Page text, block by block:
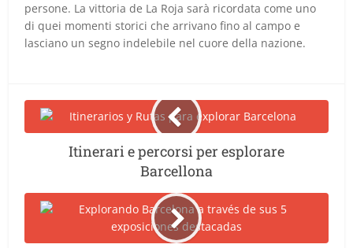
persone. La vittoria de La Roja sarà ricordata come uno
di quei momenti storici che arrivano fino al campo e
lasciano un segno indelebile nel cuore della nazione.
Itinerari e percorsi per esplorare
Barcellona